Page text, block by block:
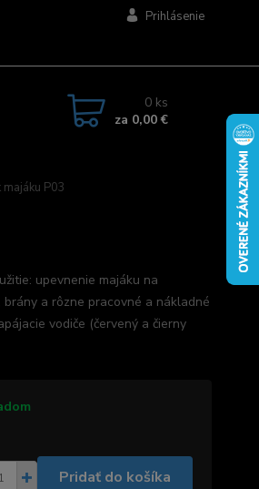
Prihlásenie
0 ks
za 0,00 €
majáku P03
upevnenie majáku na
brány a rôzne pracovné a nákladné
vodiče (červený a čierny
Pridať do košíka